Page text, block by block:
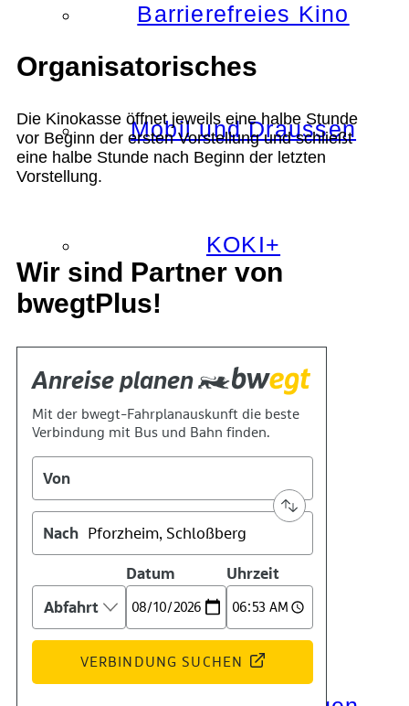
Barrierefreies Kino
Mobil und Draussen
KOKI+
Das Team
Organisatorisches
Die Kinokasse öffnet jeweils eine halbe Stunde
vor Beginn der ersten Vorstellung und schließt
eine halbe Stunde nach Beginn der letzten
Vorstellung.
Wir sind Partner von
bwegtPlus!